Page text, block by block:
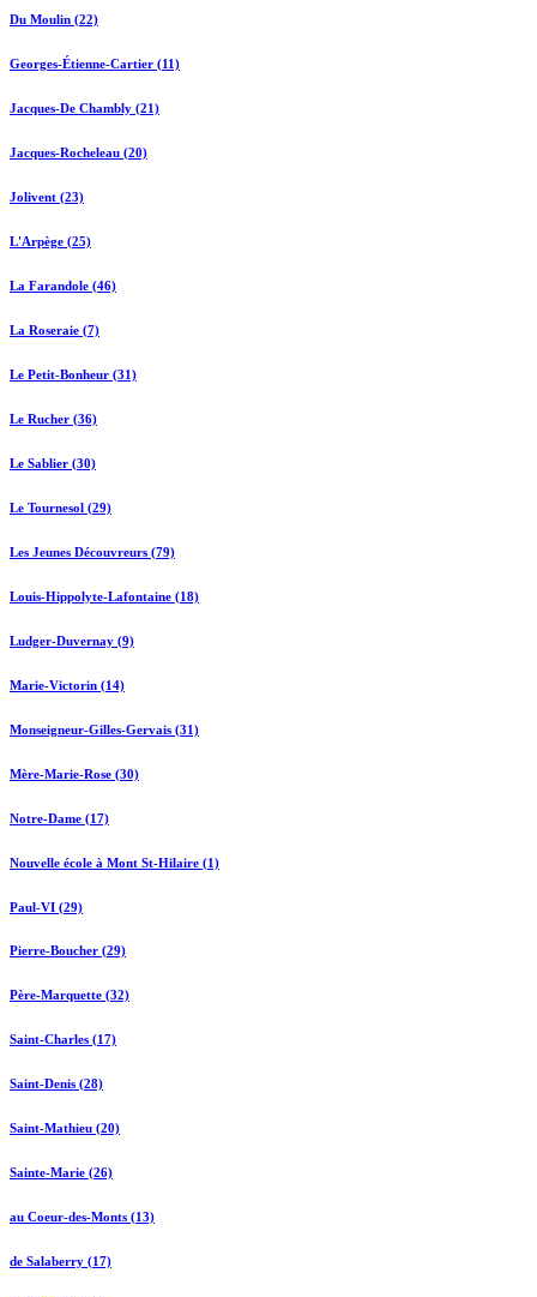
Du Moulin (22)
Georges-Étienne-Cartier (11)
Jacques-De Chambly (21)
Jacques-Rocheleau (20)
Jolivent (23)
L'Arpège (25)
La Farandole (46)
La Roseraie (7)
Le Petit-Bonheur (31)
Le Rucher (36)
Le Sablier (30)
Le Tournesol (29)
Les Jeunes Découvreurs (79)
Louis-Hippolyte-Lafontaine (18)
Ludger-Duvernay (9)
Marie-Victorin (14)
Monseigneur-Gilles-Gervais (31)
Mère-Marie-Rose (30)
Notre-Dame (17)
Nouvelle école à Mont St-Hilaire (1)
Paul-VI (29)
Pierre-Boucher (29)
Père-Marquette (32)
Saint-Charles (17)
Saint-Denis (28)
Saint-Mathieu (20)
Sainte-Marie (26)
au Coeur-des-Monts (13)
de Salaberry (17)